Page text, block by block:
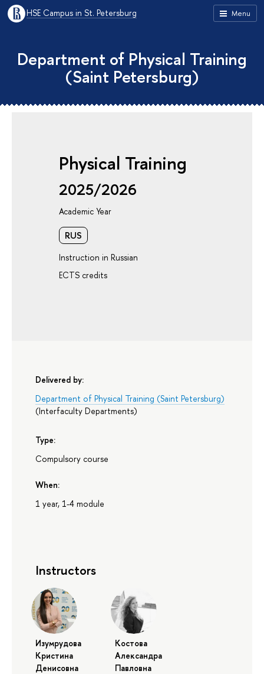
Menu
HSE Campus in St. Petersburg
Department of Physical Training
(Saint Petersburg)
Physical Training
2025/2026
Academic Year
RUS
Instruction in Russian
ECTS credits
Delivered by:
Department of Physical Training (Saint Petersburg)
(Interfaculty Departments)
Type:
Compulsory course
When:
1 year, 1-4 module
Instructors
Изумрудова
Кристина
Денисовна
Костова
Александра
Павловна